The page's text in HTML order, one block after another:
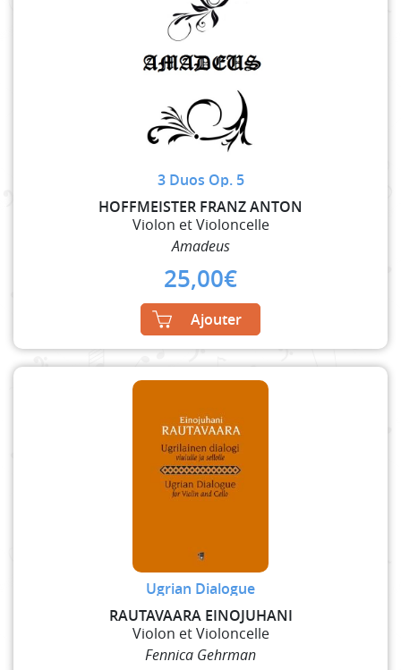
3 Duos Op. 5
HOFFMEISTER FRANZ ANTON
Violon et Violoncelle
Amadeus
25,00€
Ajouter
Ugrian Dialogue
RAUTAVAARA EINOJUHANI
Violon et Violoncelle
Fennica Gehrman